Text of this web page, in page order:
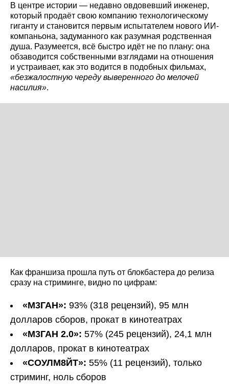
В центре истории — недавно овдовевший инженер,
который продаёт свою компанию технологическому
гиганту и становится первым испытателем нового ИИ-
компаньона, задуманного как разумная родственная
душа. Разумеется, всё быстро идёт не по плану: она
обзаводится собственными взглядами на отношения
и устраивает, как это водится в подобных фильмах,
«безжалостную череду выверенного до мелочей
насилия».
Как франшиза прошла путь от блокбастера до релиза
сразу на стриминге, видно по цифрам:
«М3ГАН»: 93% (318 рецензий), 95 млн
долларов сборов, прокат в кинотеатрах
«М3ГАН 2.0»: 57% (245 рецензий), 24,1 млн
долларов, прокат в кинотеатрах
«СОУЛМ8ЙТ»: 55% (11 рецензий), только
стриминг, ноль сборов